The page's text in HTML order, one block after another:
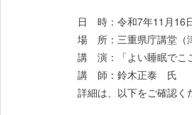
日 時：令和7年11月16
場 所：三重県庁講堂（
講 演：「よい睡眠でこ
講 師：鈴木正泰 氏 （
詳細は、以下をご確認く